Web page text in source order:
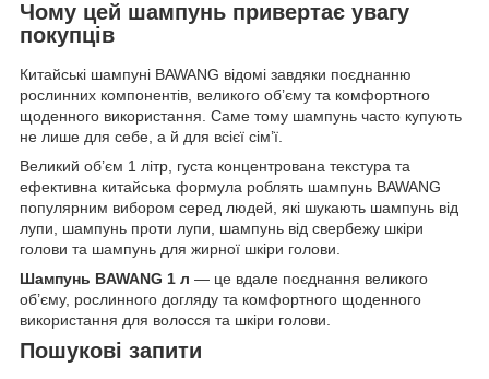
Чому цей шампунь привертає увагу
покупців
Китайські шампуні BAWANG відомі завдяки поєднанню
рослинних компонентів, великого об’єму та комфортного
щоденного використання. Саме тому шампунь часто купують
не лише для себе, а й для всієї сім’ї.
Великий об’єм 1 літр, густа концентрована текстура та
ефективна китайська формула роблять шампунь BAWANG
популярним вибором серед людей, які шукають шампунь від
лупи, шампунь проти лупи, шампунь від свербежу шкіри
голови та шампунь для жирної шкіри голови.
Шампунь BAWANG 1 л — це вдале поєднання великого
об’єму, рослинного догляду та комфортного щоденного
використання для волосся та шкіри голови.
Пошукові запити